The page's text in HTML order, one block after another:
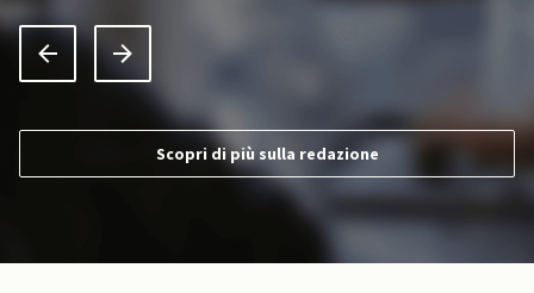
Scopri di più sulla redazione